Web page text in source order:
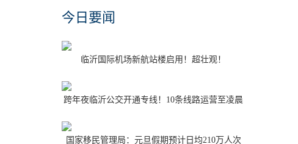
今日要闻
临沂国际机场新航站楼启用！超壮观！
跨年夜临沂公交开通专线！10条线路运营至凌晨
国家移民管理局：元旦假期预计日均210万人次